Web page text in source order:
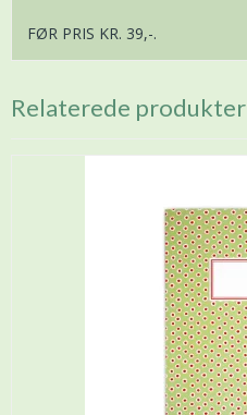
FØR PRIS KR. 39,-.
Relaterede produkter